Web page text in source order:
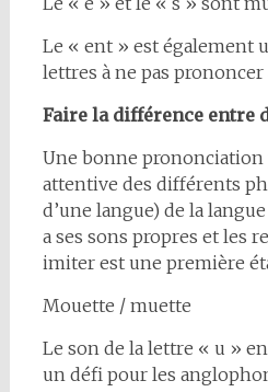
Le « ent » est également
lettres à ne pas
Faire la différence entre
Une bonne prononciation
attentive des différents
d’une langue) de la
a ses sons propres et les
imiter est une première
Mouette / muette
Le son de la lettre « u »
un défi pour les